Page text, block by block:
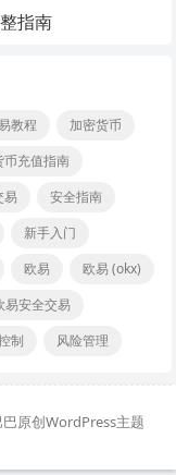
指南
教程
加密货币
币充值指南
易
安全指南
新手入门
欧易
欧易 (okx)
易安全交易
制 风险管理
巴原创WordPress主题